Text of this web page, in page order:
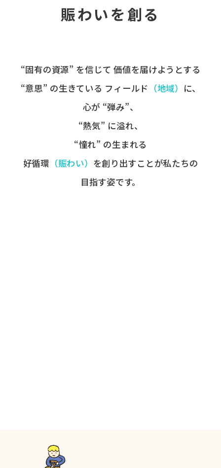
賑わいを創る
“固有の​資源” を​信じて 価値を​届けようとする​
“意思” の​生きている フィールド ​（地域） に、
心が​ “弾み”、
“熱気” に​溢れ、
“憧れ” の​生まれる
好循環 ​（賑わい） を​創り出すことが​私たちの​
目指す姿です。​